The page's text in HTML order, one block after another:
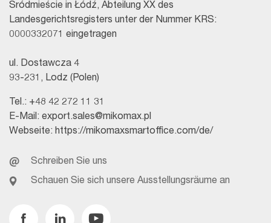
Śródmieście in Łódź, Abteilung XX des
Landesgerichtsregisters unter der Nummer KRS:
0000332071 eingetragen
ul. Dostawcza 4
93-231, Lodz (Polen)
Tel.: +48 42 272 11 31
E-Mail: export.sales@mikomax.pl
Webseite: https://mikomaxsmartoffice.com/de/
Schreiben Sie uns
Schauen Sie sich unsere Ausstellungsräume an
FacebookLinkedinYoutube